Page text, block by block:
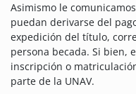
Asimismo le
puedan derivarse del
expedición del título,
persona becada. Si bien,
inscripción o
parte de la UNAV.